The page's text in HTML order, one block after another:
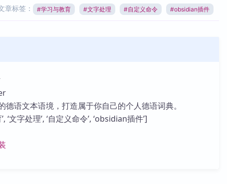
热门链接 Top5
市场
插件
Zettelkasten 实
章标签： #学习与教育 #文字处理 #自定义命令 #obsidian插件
德语文本语境，打造属于你自己的个人德语词典。
‘文字处理’, ‘自定义命令’, ‘obsidian插件’]